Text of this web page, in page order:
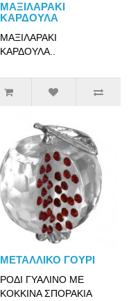
ΜΑΞΙΛΑΡΑΚΙ
ΚΑΡΔΟΥΛΑ
ΜΑΞΙΛΑΡΑΚΙ
ΚΑΡΔΟΥΛΑ..
ΜΕΤΑΛΛΙΚΟ ΓΟΥΡΙ
ΡΟΔΙ ΓΥΑΛΙΝΟ ΜΕ
ΚΟΚΚΙΝΑ ΣΠΟΡΑΚΙΑ